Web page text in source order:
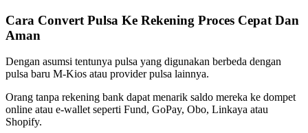
Cara Convert Pulsa Ke Rekening Proces Cepat Dan
Aman
Dengan asumsi tentunya pulsa yang digunakan berbeda dengan
pulsa baru M-Kios atau provider pulsa lainnya.
Orang tanpa rekening bank dapat menarik saldo mereka ke dompet
online atau e-wallet seperti Fund, GoPay, Obo, Linkaya atau
Shopify.